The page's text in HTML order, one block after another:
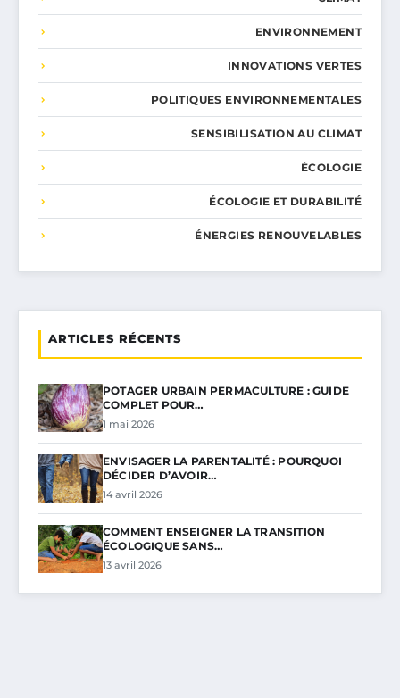
ENVIRONNEMENT
INNOVATIONS VERTES
POLITIQUES ENVIRONNEMENTALES
SENSIBILISATION AU CLIMAT
ÉCOLOGIE
ÉCOLOGIE ET DURABILITÉ
ÉNERGIES RENOUVELABLES
ARTICLES RÉCENTS
POTAGER URBAIN PERMACULTURE : GUIDE
COMPLET POUR…
1 mai 2026
ENVISAGER LA PARENTALITÉ : POURQUOI
DÉCIDER D’AVOIR…
14 avril 2026
COMMENT ENSEIGNER LA TRANSITION
ÉCOLOGIQUE SANS…
13 avril 2026